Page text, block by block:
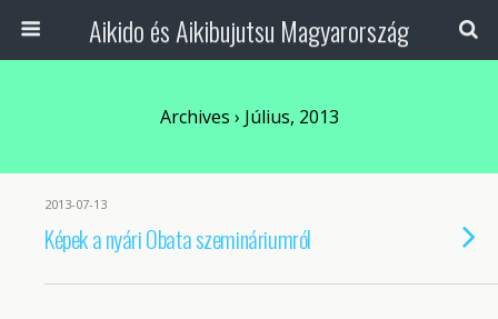
Aikido és Aikibujutsu Magyarország
Archives › Július, 2013
2013-07-13
Képek a nyári Obata szemináriumról